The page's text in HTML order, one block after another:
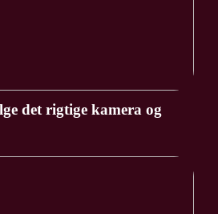
det rigtige kamera og